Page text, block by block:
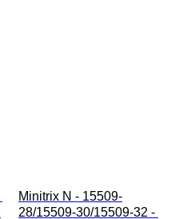
Minitrix N - 15509-
28/15509-30/15509-32 -